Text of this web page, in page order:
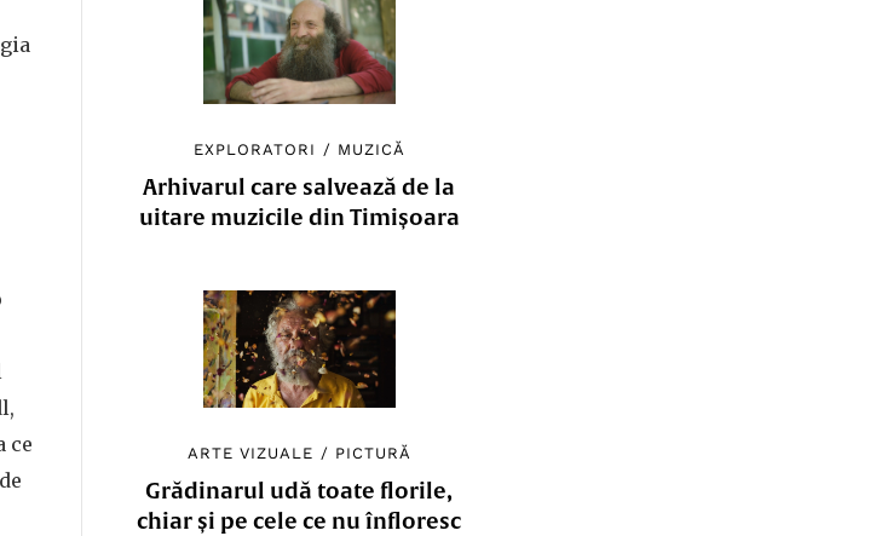
EXPLORATORI / MUZICĂ
Arhivarul care salvează de la
uitare muzicile din Timișoara
ARTE VIZUALE / PICTURĂ
Grădinarul udă toate florile,
chiar și pe cele ce nu înfloresc
ce